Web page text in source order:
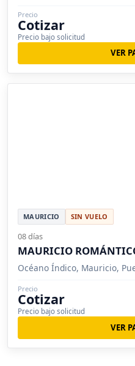
Precio
Cotizar
Precio bajo solicitud
VER
MAURICIO SIN VUELO
08 días
MAURICIO
Océano Índico, Mauricio,
Precio
Cotizar
Precio bajo solicitud
VER